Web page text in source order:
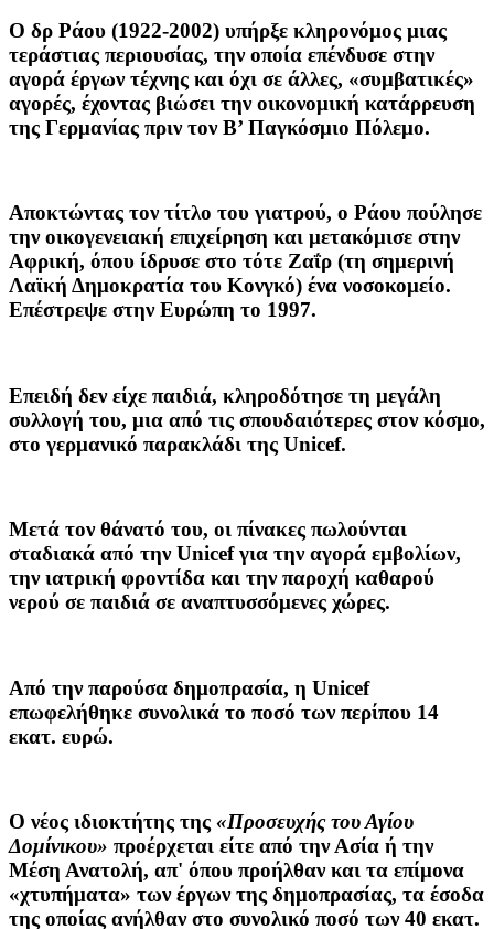
Ο δρ Ράου (1922-2002) υπήρξε κληρονόμος μιας
τεράστιας περιουσίας, την οποία επένδυσε στην
αγορά έργων τέχνης και όχι σε άλλες, «συμβατικές»
αγορές, έχοντας βιώσει την οικονομική κατάρρευση
της Γερμανίας πριν τον Β’ Παγκόσμιο Πόλεμο.
Αποκτώντας τον τίτλο του γιατρού, ο Ράου πούλησε
την οικογενειακή επιχείρηση και μετακόμισε στην
Αφρική, όπου ίδρυσε στο τότε Ζαΐρ (τη σημερινή
Λαϊκή Δημοκρατία του Κονγκό) ένα νοσοκομείο.
Επέστρεψε στην Ευρώπη το 1997.
Επειδή δεν είχε παιδιά, κληροδότησε τη μεγάλη
συλλογή του, μια από τις σπουδαιότερες στον κόσμο,
στο γερμανικό παρακλάδι της Unicef.
Μετά τον θάνατό του, οι πίνακες πωλούνται
σταδιακά από την Unicef για την αγορά εμβολίων,
την ιατρική φροντίδα και την παροχή καθαρού
νερού σε παιδιά σε αναπτυσσόμενες χώρες.
Από την παρούσα δημοπρασία, η Unicef
επωφελήθηκε συνολικά το ποσό των περίπου 14
εκατ. ευρώ.
O νέος ιδιοκτήτης της «Προσευχής του Αγίου
Δομίνικου» προέρχεται είτε από τηνΑσία ή την
Μέση Ανατολή, απ' όπου προήλθαν και τα επίμονα
«χτυπήματα» των έργων της δημοπρασίας, τα έσοδα
της οποίας ανήλθαν στο συνολικό ποσό των 40 εκατ.